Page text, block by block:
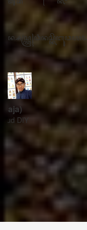
ꦱꦼꦏꦽꦠꦫꦶꦪꦠ꧀
ꦔꦤ꧀ꦧꦤ꧀ꦠꦸꦭ꧀ꦪꦺꦴꦒ꧀ꦚꦏꦂꦠ
Bintaran Wetan 06
Daerah Istimewa Yogyakarta